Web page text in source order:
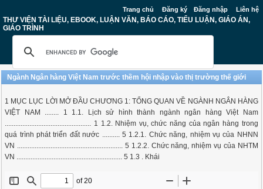
Trang chủ Đăng ký Đăng nhập Liên hệ
THƯ VIỆN TÀI LIỆU, EBOOK, LUẬN VĂN, BÁO CÁO, TIỂU LUẬN, GIÁO ÁN,
GIÁO TRÌNH
Ngành Ngân hàng Việt Nam trước thềm hội nhập vào thị trường thế giới
1 MỤC LỤC LỜI MỞ ĐẦU CHƯƠNG 1: TỔNG QUAN VỀ NGÀNH NGÂN HÀNG
VIỆT NAM ........ 1 1.1. Lịch sử hình thành ngành ngân hàng Việt Nam
................................................. 1 1.2. Nhiệm vụ, chức năng của ngân hàng trong
quá trình phát triển đất nước .......... 5 1.2.1. Chức năng, nhiệm vụ của NHNN
VN ............................................................ 5 1.2.2. Chức năng, nhiệm vụ của NHTM
VN ............................................................ 5 1.3 . Khái